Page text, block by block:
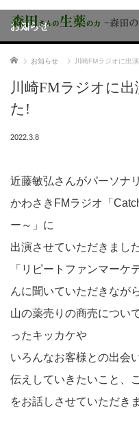
お知らせ
ホーム お知らせ 川崎FMラジオに出
川崎FMラジオに
た!
2022.3.8
近藤敏弘さんがパーソナ
かわさきFMラジオ「
ー～」に
出演させていただきまし
「リピートファンマーケ
んに聞いていただきなが
山の薬売りの商売につい
ったキッカケや
いろんなお客様との出会
伝えしていきたいこと、
をお話しさせていただき